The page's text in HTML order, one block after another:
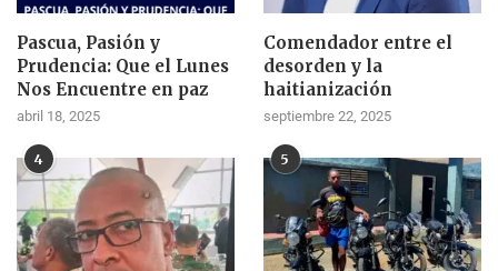
Pascua, Pasión y
Prudencia: Que el Lunes
Nos Encuentre en paz
abril 18, 2025
Comendador entre el
desorden y la
haitianización
septiembre 22, 2025
4 5